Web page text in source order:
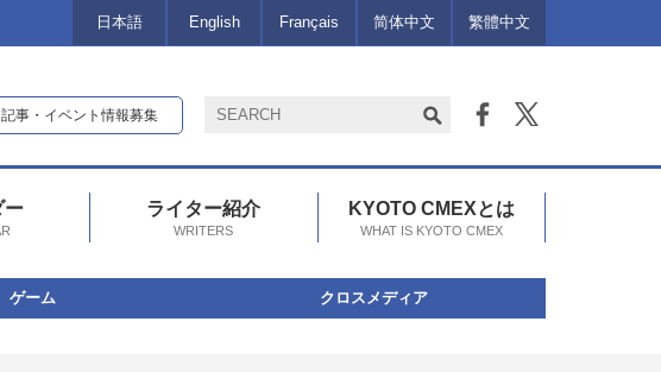
日本語 English Français 简体中文 繁體中文
記事・イベント情報募集
ー ライター紹介
WRITERS
KYOTO CMEXとは
WHAT IS KYOTO CMEX
ゲーム クロスメディア